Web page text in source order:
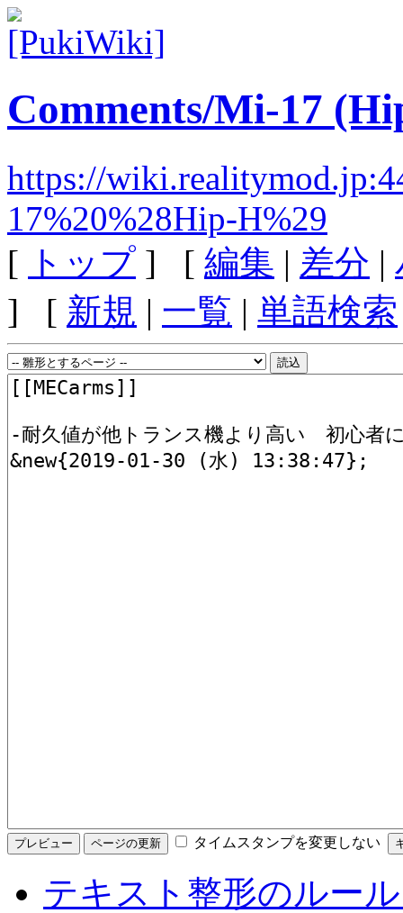
Comments/Mi-17
https://
17%20%28Hip-H%29
[ トップ ] [ 編集 | 差分 |
] [ 新規 | 一覧 | 単語検索
タイムスタンプを変更しない
テキスト整形のルー